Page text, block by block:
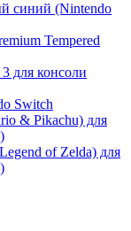
синий (Nintendo
Tempered
для консоли
Switch
& Pikachu) для
of Zelda) для